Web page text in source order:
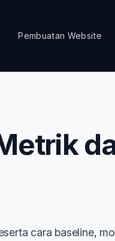
Pembuatan Website
cara baseline,